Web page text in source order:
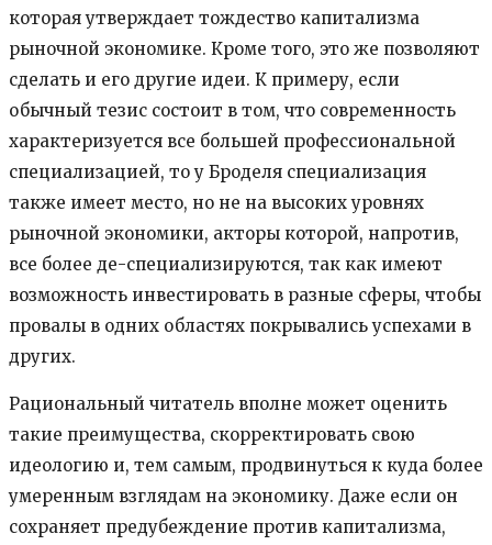
которая утверждает тождество капитализма
рыночной экономике. Кроме того, это же позволяют
сделать и его другие идеи. К примеру, если
обычный тезис состоит в том, что современность
характеризуется все большей профессиональной
специализацией, то у Броделя специализация
также имеет место, но не на высоких уровнях
рыночной экономики, акторы которой, напротив,
все более де-специализируются, так как имеют
возможность инвестировать в разные сферы, чтобы
провалы в одних областях покрывались успехами в
других.
Рациональный читатель вполне может оценить
такие преимущества, скорректировать свою
идеологию и, тем самым, продвинуться к куда более
умеренным взглядам на экономику. Даже если он
сохраняет предубеждение против капитализма,